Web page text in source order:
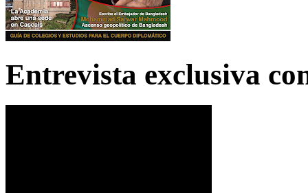
Entrevista exclusiva